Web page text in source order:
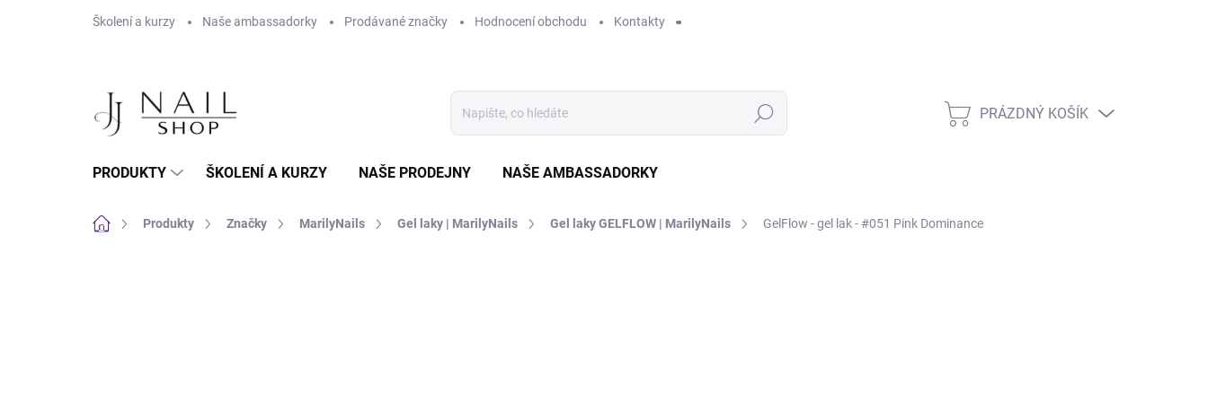
Školení a kurzy
Naše ambassadorky Prodávané značky Hodnocení obchodu Kontakty
Hledat NÁKUPNÍ KOŠÍK
PRÁZDNÝ KOŠÍK
PRODUKTY ŠKOLENÍ A KURZY NAŠE PRODEJNY NAŠE AMBASSADORKY
Domů Produkty Značky MarilyNails Gel laky | MarilyNails Gel laky GELFLOW | MarilyNails GelFlow - gel lak - #051 Pink Dominance